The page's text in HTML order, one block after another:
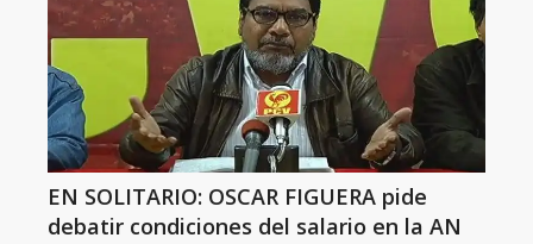
EN SOLITARIO: OSCAR FIGUERA pide
debatir condiciones del salario en la AN